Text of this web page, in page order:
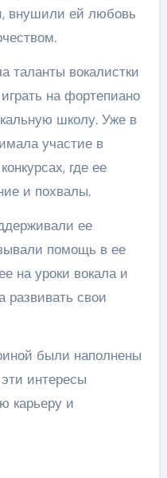
внушили ей любовь
таланты вокалистки
на фортепиано
школу. Уже в
участие в
где ее
и похвалы.
ее
помощь в ее
на уроки вокала и
развивать свои
были наполнены
интересы
карьеру и